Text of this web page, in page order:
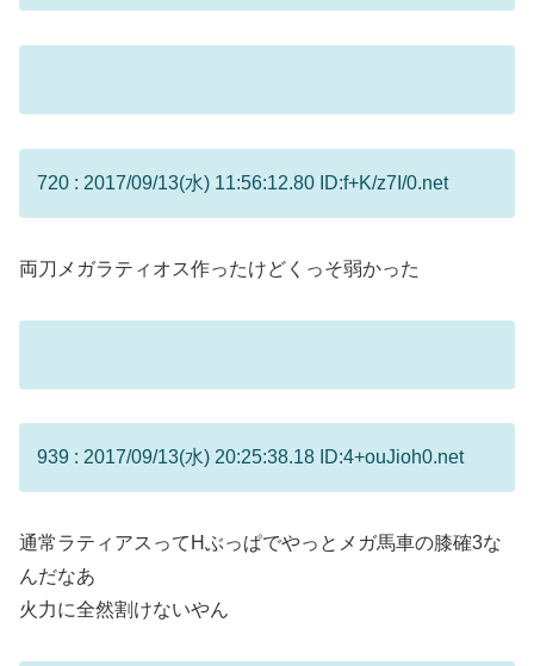
720 : 2017/09/13(水) 11:56:12.80 ID:f+K/z7I/0.net
両刀メガラティオス作ったけどくっそ弱かった
939 : 2017/09/13(水) 20:25:38.18 ID:4+ouJioh0.net
通常ラティアスってHぶっぱでやっとメガ馬車の膝確3な
んだなあ
火力に全然割けないやん